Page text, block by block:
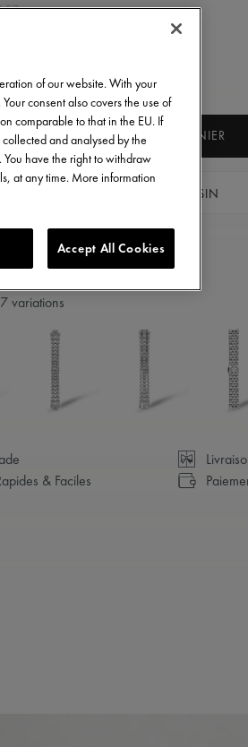
AJOUTER AU PANIER
TROUVER UN MAGASIN
de livraison
variations
& Faciles
of our website. With your
consent also covers the use of
comparable to that in the EU. If
and analysed by the
have the right to withdraw
at any time. More information
Accept All Cookies